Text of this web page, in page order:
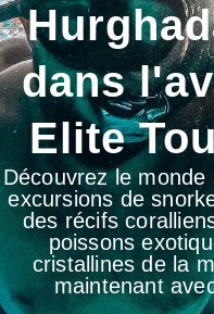
dans
Elite
Découvrez le
excursions de
des récifs
poissons
cristallines de la
maintenant